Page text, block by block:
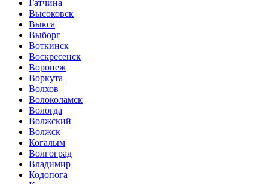
Гатчина
Высоковск
Выкса
Выборг
Воткинск
Воскресенск
Воронеж
Воркута
Волхов
Волоколамск
Вологда
Волжский
Волжск
Когалым
Волгоград
Владимир
Кодопога